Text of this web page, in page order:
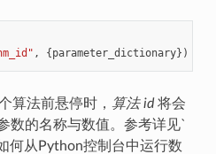
, {parameter_dictionary})
算法前悬停时， 算法 id将会
数的名称与数值。参考详见`
何从Python控制台中运行数